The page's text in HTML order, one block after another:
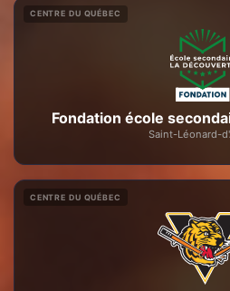
CENTRE DU QUÉBEC
Fondation école
Saint-Léonard-
CENTRE DU QUÉBEC